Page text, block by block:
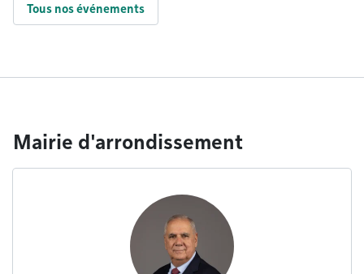
Tous nos événements
Mairie d'arrondissement